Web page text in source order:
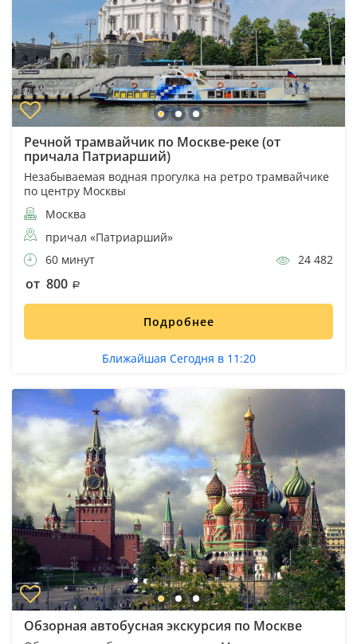
Речной трамвайчик по Москве-реке (от
причала Патриарший)
Незабываемая водная прогулка на ретро трамвайчике
по центру Москвы
Москва
причал «Патриарший»
60 минут
24 482
от 800
Подробнее
Ближайшая Сегодня в 11:20
Обзорная автобусная экскурсия по Москве